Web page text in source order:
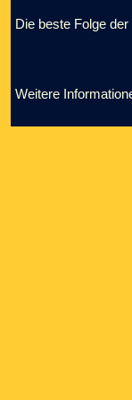
Die beste Folge
Weitere